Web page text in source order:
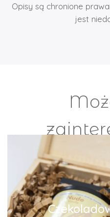
Opisy są chronione
jest